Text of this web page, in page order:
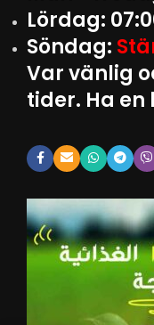
Lördag:
Söndag:
Var vänlig
tider. Ha en